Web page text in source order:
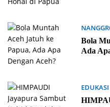
Bola
Ada
EDUKASI